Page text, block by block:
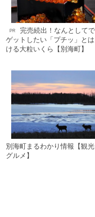
PR
完売続出！なんとして
ゲットしたい「プチッ」と
ける大粒いくら【別海町】
別海町まるわかり情報【観光
グルメ】